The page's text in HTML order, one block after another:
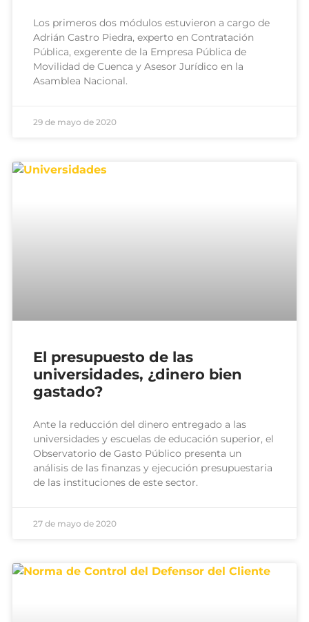
Los primeros dos módulos estuvieron a cargo de
Adrián Castro Piedra, experto en Contratación
Pública, exgerente de la Empresa Pública de
Movilidad de Cuenca y Asesor Jurídico en la
Asamblea Nacional.
29 de mayo de 2020
El presupuesto de las
universidades, ¿dinero bien
gastado?
Ante la reducción del dinero entregado a las
universidades y escuelas de educación superior, el
Observatorio de Gasto Público presenta un
análisis de las finanzas y ejecución presupuestaria
de las instituciones de este sector.
27 de mayo de 2020